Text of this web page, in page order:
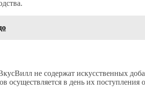
не содержат искусственных
осуществляется в день их поступления